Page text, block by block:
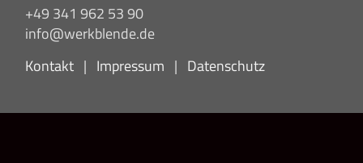
+49 341 962 53 90
info@werkblende.de
Kontakt | Impressum | Datenschutz